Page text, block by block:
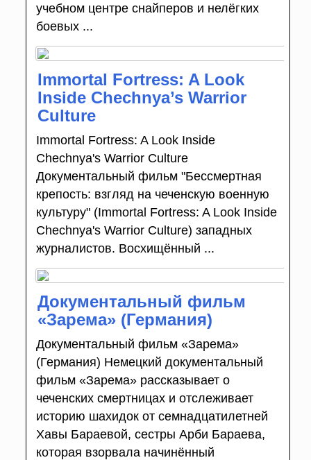
учебном центре снайперов и нелёгких
боевых ...
Immortal Fortress: A Look
Inside Chechnya’s Warrior
Culture
Immortal Fortress: A Look Inside
Chechnya's Warrior Culture
Документальный фильм "Бессмертная
крепость: взгляд на чеченскую военную
культуру" (Immortal Fortress: A Look Inside
Chechnya's Warrior Culture) западных
журналистов. Восхищённый ...
Документальный фильм
«Зарема» (Германия)
Документальный фильм «Зарема»
(Германия) Немецкий документальный
фильм «Зарема» рассказывает о
чеченских смертницах и отслеживает
историю шахидок от семнадцатилетней
Хавы Бараевой, сестры Арби Бараева,
которая взорвала начинённый